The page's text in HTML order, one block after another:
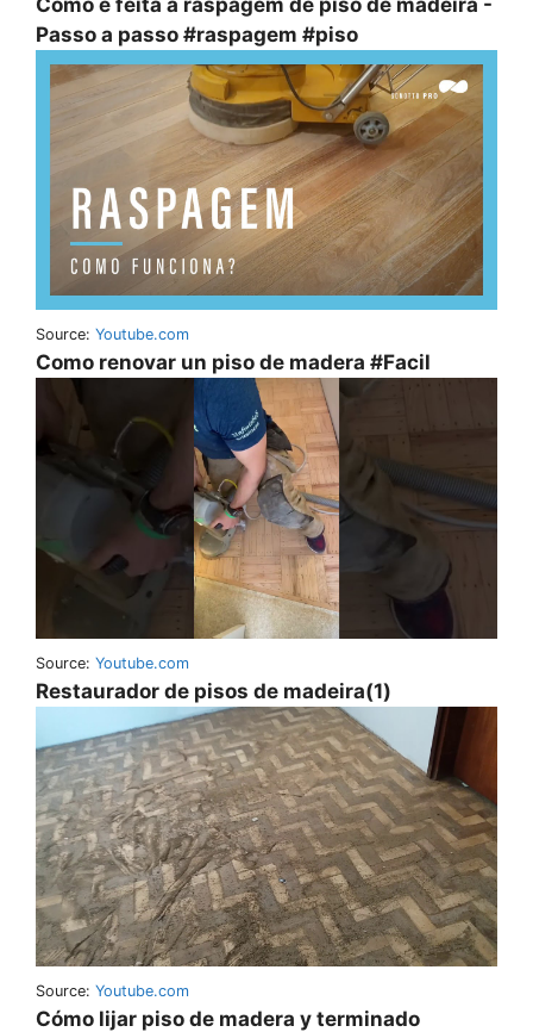
Como é feita a raspagem de piso de madeira -
Passo a passo #raspagem #piso
Source: Youtube.com
Como renovar un piso de madera #Facil
Source: Youtube.com
Restaurador de pisos de madeira(1)
Source: Youtube.com
Cómo lijar piso de madera y terminado